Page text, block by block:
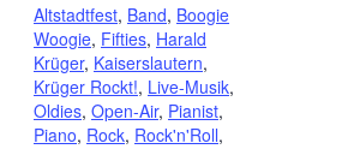
Altstadtfest, Band, Boogie
Woogie, Fifties, Harald
Krüger, Kaiserslautern,
Krüger Rockt!, Live-Musik,
Oldies, Open-Air, Pianist,
Piano, Rock, Rock'n'Roll,